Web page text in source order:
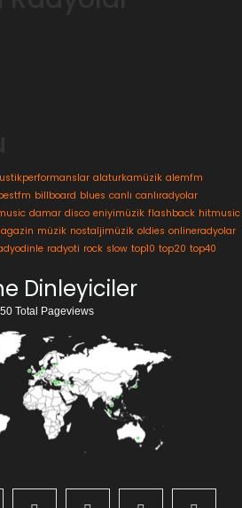
alaturkamüzik alemfm
billboard blues canlı canlıradyolar
damar disco eniyimüzik flashback hitmusic
müzik nostaljimüzik oldies onlineradyolar
radyoti rock slow top10 top20 top40
Dinleyiciler
Total Pageviews